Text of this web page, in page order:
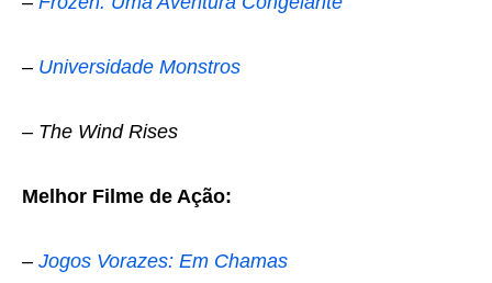
– Universidade Monstros
– The Wind Rises
Melhor Filme de Ação:
– Jogos Vorazes: Em Chamas